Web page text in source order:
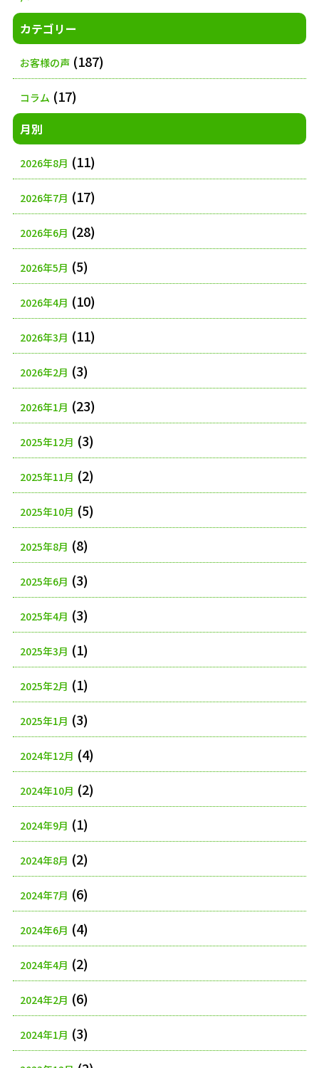
カテゴリー
お客様の声(187)
コラム (17)
月別
2026年8月 (11)
2026年7月 (17)
2026年6月 (28)
2026年5月 (5)
2026年4月 (10)
2026年3月 (11)
2026年2月 (3)
2026年1月 (23)
2025年12月 (3)
2025年11月 (2)
2025年10月 (5)
2025年8月 (8)
2025年6月 (3)
2025年4月 (3)
2025年3月 (1)
2025年2月 (1)
2025年1月 (3)
2024年12月 (4)
2024年10月 (2)
2024年9月 (1)
2024年8月 (2)
2024年7月 (6)
2024年6月 (4)
2024年4月 (2)
2024年2月 (6)
2024年1月 (3)